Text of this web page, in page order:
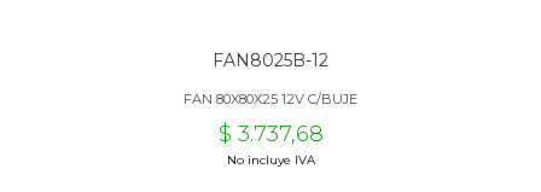
FAN8025B-12
FAN 80X80X25 12V C/BUJE
$ 3.737,68
No incluye IVA